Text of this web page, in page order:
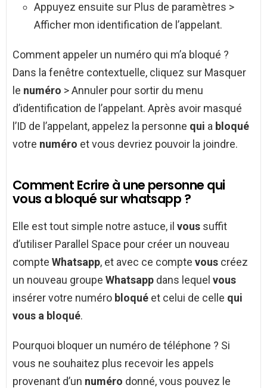
Appuyez ensuite sur Plus de paramètres >
Afficher mon identification de l’appelant.
Comment appeler un numéro qui m’a bloqué ?
Dans la fenêtre contextuelle, cliquez sur Masquer
le numéro > Annuler pour sortir du menu
d’identification de l’appelant. Après avoir masqué
l’ID de l’appelant, appelez la personne qui a bloqué
votre numéro et vous devriez pouvoir la joindre.
Comment Ecrire à une personne qui
vous a bloqué sur whatsapp ?
Elle est tout simple notre astuce, il vous suffit
d’utiliser Parallel Space pour créer un nouveau
compte Whatsapp, et avec ce compte vous créez
un nouveau groupe Whatsapp dans lequel vous
insérer votre numéro bloqué et celui de celle qui
vous a bloqué.
Pourquoi bloquer un numéro de téléphone ? Si
vous ne souhaitez plus recevoir les appels
provenant d’un numéro donné, vous pouvez le